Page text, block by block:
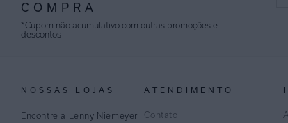
COMPRA
*Cupom não acumulativo com outras promoções e
descontos
NOSSAS LOJAS
Encontre a Lenny Niemeyer
ATENDIMENTO
Contato